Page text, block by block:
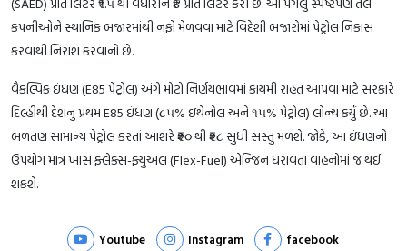
કંપનીઓને સ્થાનિક બજારમાંથી નફો મેળવવા માટે વિદેશી બજારોમાં પેટ્રોલ નિકાસ
કરવાથી નિરાશ કરવાનો છે.
વૈકલ્પિક ઇંધણ (E85 પેટ્રોલ) અંગે મોટો નિર્ણયભાવમાં કાયમી રાહત આપવા માટે સરકારે
દિલ્હીથી દેશનું પ્રથમ E85 ઇંધણ (૮૫% ઇથેનોલ અને ૧૫% પેટ્રોલ) લોન્ચ કર્યું છે. આ
બળતણ સામાન્ય પેટ્રોલ કરતાં આશરે ₹૨૦ થી ₹૨૮ સુધી સસ્તું મળશે. જોકે, આ ઇંધણનો
ઉપયોગ માત્ર ખાસ ફ્લેક્સ-ફ્યુઅલ (Flex-Fuel) એન્જિન ધરાવતા વાહનોમાં જ થઈ
શકશે.
Youtube Instagram facebook